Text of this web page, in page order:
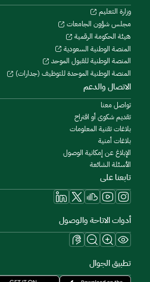
وزارة التعليم
مجلس شؤون الجامعات
هيئة الحكومة الرقمية
المنصة الوطنية السعودية
المنصة الوطنية للقبول الموحد
المنصة الوطنية الموحدة للتوظيف (جدارات)
الاتصال والدعم
تواصل معنا
تقديم شكوى أو اقتراح
بلاغات تقنية المعلومات
بلاغات أمنية
الإبلاغ عن إمكانية الوصول
الأسئلة الشائعة
تابعنا على
أدوات الاتاحة والوصول
تطبيق الجوال